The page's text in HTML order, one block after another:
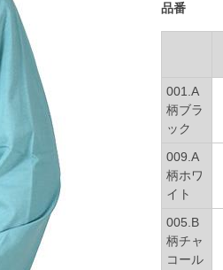
品番
001.A
柄ブラ
ック
009.A
柄ホワ
イト
005.B
柄チャ
コール